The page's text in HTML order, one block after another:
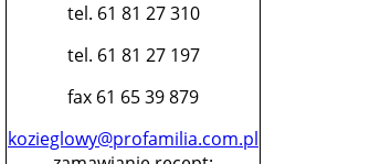
tel. 61 81 27 310
tel. 61 81 27 197
fax 61 65 39 879
kozieglowy@profamilia.com.pl